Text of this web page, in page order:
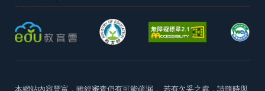
本網站內容豐富，雖經審查仍有可能疏漏， 若有欠妥之處，請隨時與